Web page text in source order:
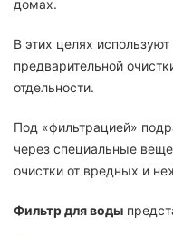
домах.
В этих целях
предварительной
отдельности.
Под «фильтрацией»
через специальные
очистки от вредных и
Фильтр для воды